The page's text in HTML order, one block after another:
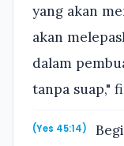
yang akan
akan
dalam
tanpa suap,"
(Yes 45:14)